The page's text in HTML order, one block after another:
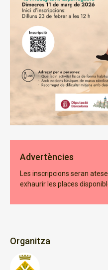
Advertències
Les inscripcions seran
exhaurir les places
Organitza